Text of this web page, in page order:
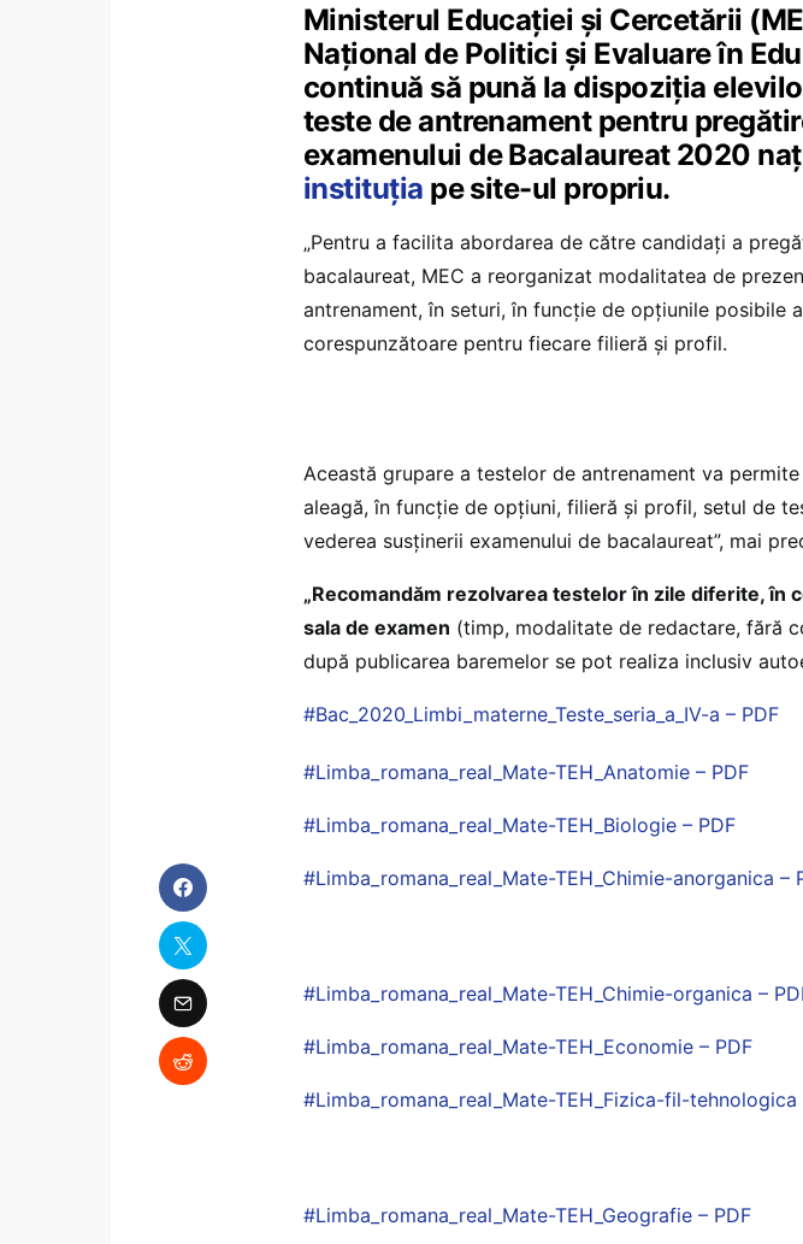
Ministerul Educației și Cercetării
Național de Politici și Evaluare în
continuă să pună la dispoziția
teste de antrenament pentru
examenului de Bacalaureat 2020
instituţia pe site-ul propriu.
„Pentru a facilita abordarea de către candidați a
bacalaureat, MEC a reorganizat modalitatea de
antrenament, în seturi, în funcție de opțiunile posibile
corespunzătoare pentru fiecare filieră și profil.
Această grupare a testelor de antrenament va
aleagă, în funcție de opțiuni, filieră și profil, setul de
vederea susținerii examenului de bacalaureat”, mai
„Recomandăm rezolvarea testelor în zile diferite, în
sala de examen (timp, modalitate de redactare, fără
după publicarea baremelor se pot realiza inclusiv
#Bac_2020_Limbi_materne_Teste_seria_a_IV-a – PDF
#Limba_romana_real_Mate-TEH_Anatomie – PDF
#Limba_romana_real_Mate-TEH_Biologie – PDF
#Limba_romana_real_Mate-TEH_Chimie-anorganica –
#Limba_romana_real_Mate-TEH_Chimie-organica –
#Limba_romana_real_Mate-TEH_Economie – PDF
#Limba_romana_real_Mate-TEH_Fizica-fil-tehnologica
#Limba_romana_real_Mate-TEH_Geografie – PDF